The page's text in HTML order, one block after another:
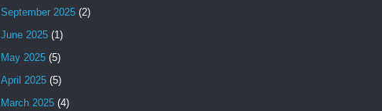
September 2025 (2)
June 2025 (1)
May 2025 (5)
April 2025 (5)
March 2025 (4)